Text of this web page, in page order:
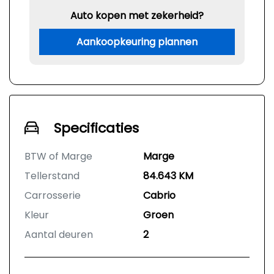
Auto kopen met zekerheid?
Aankoopkeuring plannen
Specificaties
BTW of Marge
Marge
Tellerstand
84.643 KM
Carrosserie
Cabrio
Kleur
Groen
Aantal deuren
2